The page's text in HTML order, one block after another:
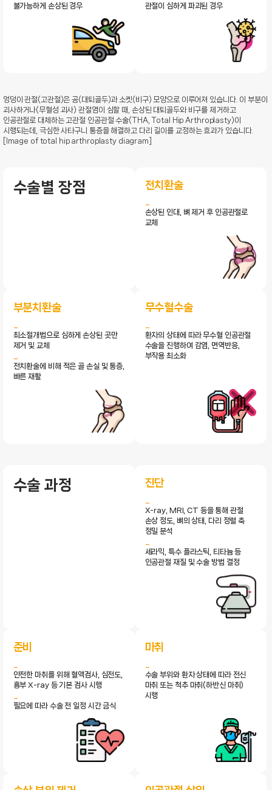
불가능하게 손상된 경우
관절이 심하게 파괴된 경우
엉덩이 관절(고관절)은 공(대퇴골두)과 소켓(비구) 모양으로 이루어져 있습니다. 이 부분이
괴사하거나(무혈성 괴사) 관절염이 심할 때, 손상된 대퇴골두와 비구를 제거하고
인공관절로 대체하는 고관절 인공관절 수술(THA, Total Hip Arthroplasty)이
시행되는데, 극심한 사타구니 통증을 해결하고 다리 길이를 교정하는 효과가 있습니다.
[Image of total hip arthroplasty diagram]
수술별 장점 전치환술
손상된 인대, 뼈 제거 후 인공관절로
교체
부분치환술
최소절개법으로 심하게 손상된 곳만
제거 및 교체
전치환술에 비해 적은 골 손실 및 통증,
빠른 재활
무수혈수술
환자의 상태에 따라 무수혈 인공관절
수술을 진행하여 감염, 면역반응,
부작용 최소화
수술 과정 진단
X-ray, MRI, CT 등을 통해 관절
손상 정도, 뼈의 상태, 다리 정렬 축
정밀 분석
세라믹, 특수 플라스틱, 티타늄 등
인공관절 재질 및 수술 방법 결정
준비
안전한 마취를 위해 혈액검사, 심전도,
흉부 X-ray 등 기본 검사 시행
필요에 따라 수술 전 일정 시간 금식
마취
수술 부위와 환자 상태에 따라 전신
마취 또는 척추 마취(하반신 마취)
시행